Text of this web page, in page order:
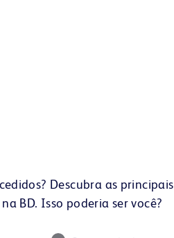
Descubra as principais
BD. Isso poderia ser você?